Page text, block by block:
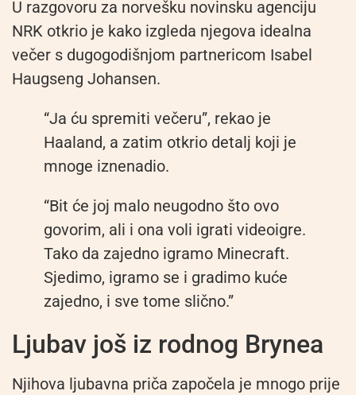
U razgovoru za norvešku novinsku agenciju
NRK otkrio je kako izgleda njegova idealna
večer s dugogodišnjom partnericom Isabel
Haugseng Johansen.
“Ja ću spremiti večeru”, rekao je
Haaland, a zatim otkrio detalj koji je
mnoge iznenadio.
“Bit će joj malo neugodno što ovo
govorim, ali i ona voli igrati videoigre.
Tako da zajedno igramo Minecraft.
Sjedimo, igramo se i gradimo kuće
zajedno, i sve tome slično.”
Ljubav još iz rodnog Brynea
Njihova ljubavna priča započela je mnogo prije